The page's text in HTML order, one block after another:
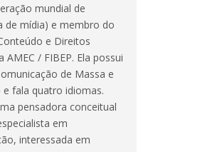
mundial de
de mídia) e membro do
e Direitos
AMEC / FIBEP. Ela possui
de Massa e
e fala quatro idiomas.
pensadora conceitual
em
interessada em